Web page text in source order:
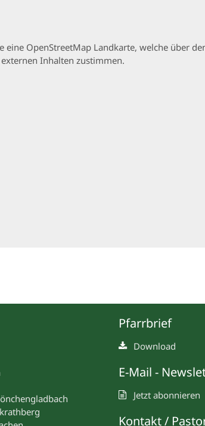
eine OpenStreetMap Landkarte, welche über
Inhalten zustimmen.
Pfarrbrief
Download
E-Mail -
Jetzt abonnieren
Kontakt /